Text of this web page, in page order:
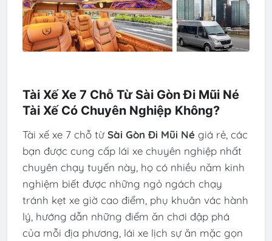
Tài Xế Xe 7 Chỗ Từ Sài Gòn Đi Mũi Né
Tài Xế Có Chuyên Nghiệp Không?
Tài xế xe 7 chỗ từSài Gòn Đi Mũi Négiá rẻ, các
bạn được cung cấp lái xe chuyên nghiệp nhất
chuyên chạy tuyến này, họ có nhiều năm kinh
nghiệm biết được những ngỏ ngách chạy
tránh kẹt xe giờ cao điểm, phụ khuân vác hành
lý, hướng dẫn những điểm ăn chơi đập phá
của mỗi địa phương, lái xe lịch sự ăn mặc gọn